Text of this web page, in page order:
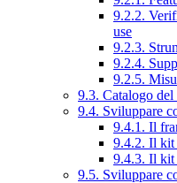
9.2.2.
use
9.2.3.
9.2.4.
9.2.5.
9.3. Catalogo del
9.4. Sviluppare
9.4.1. Il
9.4.2. Il kit
9.4.3. Il
9.5. Sviluppare